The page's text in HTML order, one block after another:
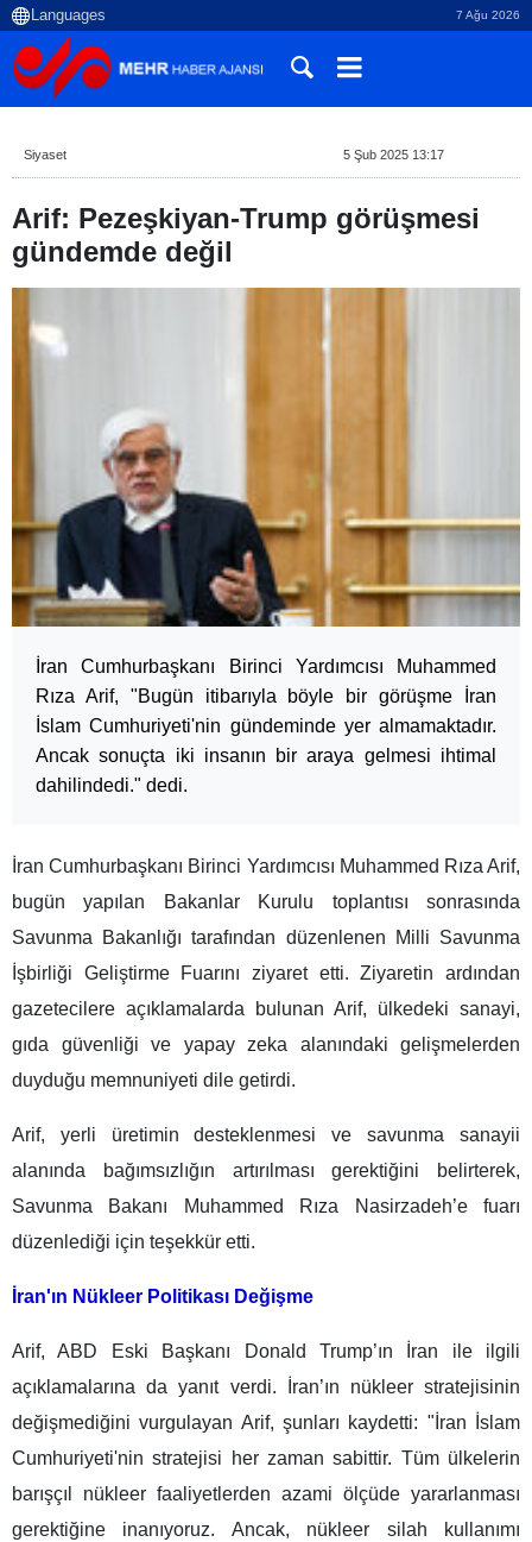
7 Ağu 2026
Siyaset 5 Şub 2025 13:17
Arif: Pezeşkiyan-Trump görüşmesi
gündemde değil
İran Cumhurbaşkanı Birinci Yardımcısı Muhammed
Rıza Arif, "Bugün itibarıyla böyle bir görüşme İran
İslam Cumhuriyeti'nin gündeminde yer almamaktadır.
Ancak sonuçta iki insanın bir araya gelmesi ihtimal
dahilindedi." dedi.
İran Cumhurbaşkanı Birinci Yardımcısı Muhammed Rıza Arif,
bugün yapılan Bakanlar Kurulu toplantısı sonrasında
Savunma Bakanlığı tarafından düzenlenen Milli Savunma
İşbirliği Geliştirme Fuarını ziyaret etti. Ziyaretin ardından
gazetecilere açıklamalarda bulunan Arif, ülkedeki sanayi,
gıda güvenliği ve yapay zeka alanındaki gelişmelerden
duyduğu memnuniyeti dile getirdi.
Arif, yerli üretimin desteklenmesi ve savunma sanayii
alanında bağımsızlığın artırılması gerektiğini belirterek,
Savunma Bakanı Muhammed Rıza Nasirzadeh’e fuarı
düzenlediği için teşekkür etti.
İran'ın Nükleer Politikası Değişme
Arif, ABD Eski Başkanı Donald Trump’ın İran ile ilgili
açıklamalarına da yanıt verdi. İran’ın nükleer stratejisinin
değişmediğini vurgulayan Arif, şunları kaydetti: "İran İslam
Cumhuriyeti'nin stratejisi her zaman sabittir. Tüm ülkelerin
barışçıl nükleer faaliyetlerden azami ölçüde yararlanması
gerektiğine inanıyoruz. Ancak, nükleer silah kullanımı